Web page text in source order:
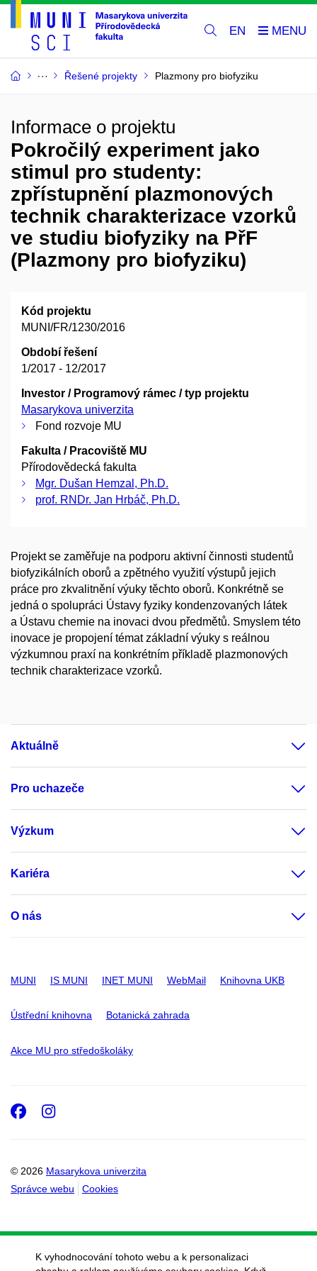
EN
Řešené projekty Plazmony pro biofyziku
Informace o projektu
Pokročilý experiment jako
stimul pro studenty:
zpřístupnění plazmonových
technik charakterizace vzorků
ve studiu biofyziky na PřF
(Plazmony pro biofyziku)
Kód projektu
MUNI/FR/1230/2016
Období řešení
1/2017 - 12/2017
Investor / Programový rámec / typ projektu
Masarykova univerzita
Fond rozvoje MU
Fakulta / Pracoviště MU
Přírodovědecká fakulta
Mgr. Dušan Hemzal, Ph.D.
prof. RNDr. Jan Hrbáč, Ph.D.
Projekt se zaměřuje na podporu aktivní činnosti studentů
biofyzikálních oborů a zpětného využití výstupů jejich
práce pro zkvalitnění výuky těchto oborů. Konkrétně se
jedná o spolupráci Ústavy fyziky kondenzovaných látek
a Ústavu chemie na inovaci dvou předmětů. Smyslem této
inovace je propojení témat základní výuky s reálnou
výzkumnou praxí na konkrétním příkladě plazmonových
technik charakterizace vzorků.
Aktuálně
Pro uchazeče
Výzkum
Kariéra
O nás
MUNI IS MUNI INET MUNI WebMail Knihovna UKB
Ústřední knihovna Botanická zahrada
Akce MU pro středoškoláky
© 2026 Masarykova univerzita
Správce webu
Cookies
Facebook
Instagram
K vyhodnocování tohoto webu a k personalizaci